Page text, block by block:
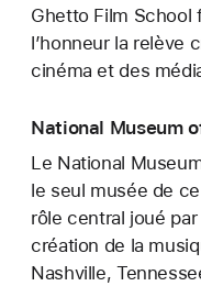
Ghetto Film School
l’honneur la relève
cinéma et des
National Museum
Le National
le seul musée de
rôle central joué
création de la
Nashville,